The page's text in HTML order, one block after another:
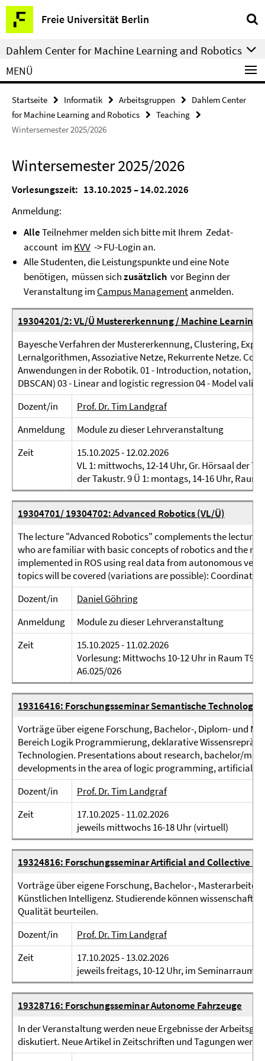
Springe
direkt
zu
Inhalt
Freie Universität Berlin
Service-
Navigation
Dahlem Center for Machine Learning and Robotics
MENÜ
Startseite Informatik Arbeitsgruppen
Dahlem Center
for Machine Learning and Robotics
Teaching
Wintersemester 2025/2026
Wintersemester 2025/2026
Vorlesungszeit: 13.10.2025 – 14.02.2026
Anmeldung:
AlleTeilnehmer melden sich bitte mit Ihrem Zedat-
account im KVV -> FU-Login an.
Alle Studenten, die Leistungspunkte und eine Note
benötigen, müssen sichzusätzlich vor Beginn der
Veranstaltung im Campus Managementanmelden.
19304201/2: VL/Ü Mustererkennung / Machine Learning
Bayesche Verfahren der Mustererkennung, Clustering,
Lernalgorithmen, Assoziative Netze, Rekurrente Netze.
Anwendungen in der Robotik. 01 - Introduction, notation, k-
DBSCAN) 03 - Linear and logistic regression 04 - Model
Dozent/in
Prof. Dr. Tim Landgraf
Anmeldung
Module zu dieser Lehrveranstaltung
Zeit
15.10.2025 - 12.02.2026
VL 1: mittwochs, 12-14 Uhr, Gr. Hörsaal der
der Takustr. 9 Ü 1: montags, 14-16 Uhr,
19304701/ 19304702: Advanced Robotics (VL/Ü)
The lecture "Advanced Robotics" complements the
who are familiar with basic concepts of robotics and the
implemented in ROS using real data from autonomous
topics will be covered (variations are possible): Coordinate
Dozent/in
Daniel Göhring
Anmeldung
Module zu dieser Lehrveranstaltung
Zeit
15.10.2025 - 11.02.2026
Vorlesung: Mittwochs 10-12 Uhr in Raum
A6.025/026
19316416: Forschungsseminar Semantische
Vorträge über eigene Forschung, Bachelor-, Diplom- und
Bereich Logik Programmierung, deklarative
Technologien. Presentations about research, bachelor/
developments in the area of logic programming, artificial
Dozent/in
Prof. Dr. Tim Landgraf
Zeit
17.10.2025 - 11.02.2026
jeweils mittwochs 16-18 Uhr (virtuell)
19324816: Forschungsseminar Artificial and Collective
Vorträge über eigene Forschung, Bachelor-,
Künstlichen Intelligenz. Studierende können
Qualität beurteilen.
Dozent/in
Prof. Dr. Tim Landgraf
Zeit
17.10.2025 - 13.02.2026
jeweils freitags, 10-12 Uhr, im Seminarraum
19328716: Forschungsseminar Autonome Fahrzeuge
In der Veranstaltung werden neue Ergebnisse der
diskutiert. Neue Artikel in Zeitschriften und Tagungen